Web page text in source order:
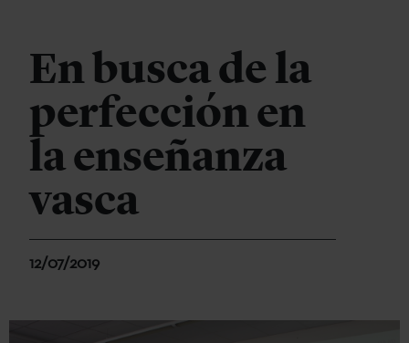
En busca de la
perfección en
la enseñanza
vasca
12/07/2019